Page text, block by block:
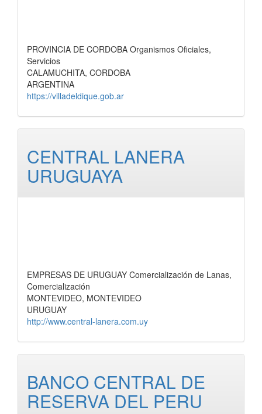
PROVINCIA DE CORDOBA Organismos Oficiales,
Servicios
CALAMUCHITA, CORDOBA
ARGENTINA
https://villadeldique.gob.ar
CENTRAL LANERA
URUGUAYA
EMPRESAS DE URUGUAY Comercialización de Lanas,
Comercialización
MONTEVIDEO, MONTEVIDEO
URUGUAY
http://www.central-lanera.com.uy
BANCO CENTRAL DE
RESERVA DEL PERU